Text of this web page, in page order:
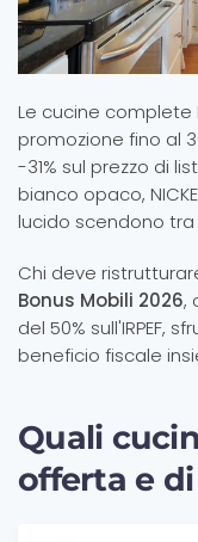
Le cucine complete
promozione fino al
-31% sul prezzo di
bianco opaco,
lucido scendono tra
Chi deve
Bonus Mobili 2026,
del 50% sull'IRPEF,
beneficio fiscale
Quali
offerta e